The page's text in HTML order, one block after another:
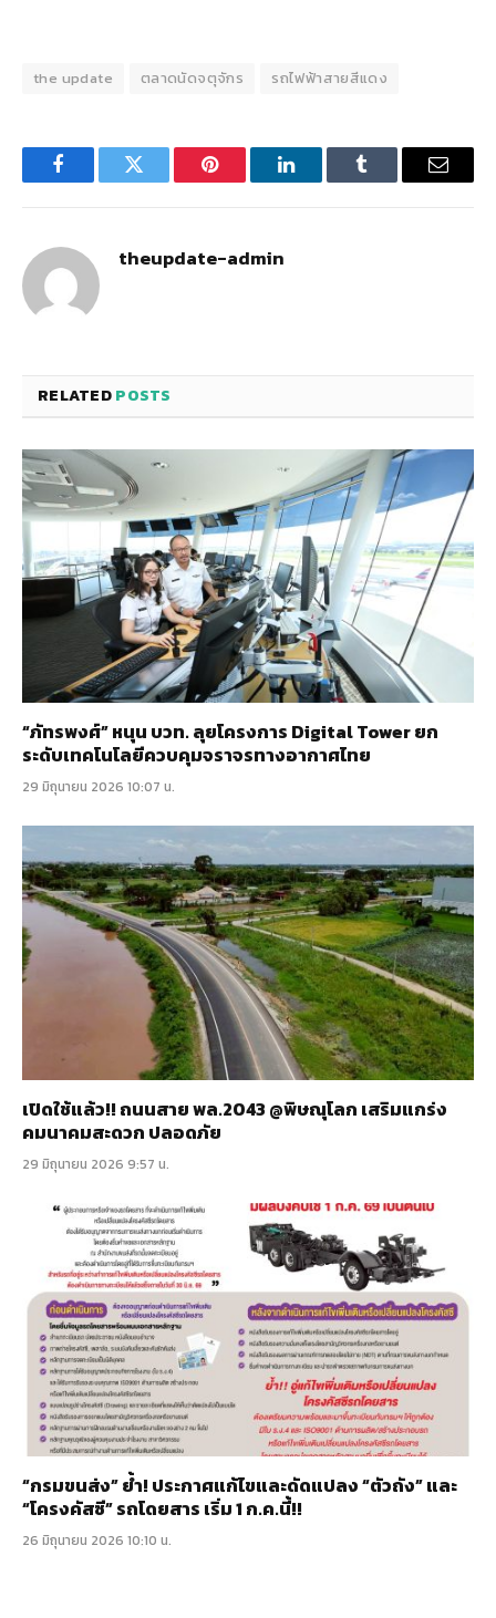
the update ตลาดนัดจตุจักร รถไฟฟ้าสายสีแดง
FacebookTwitter Pinterest LinkedInTumblr Email
theupdate-admin
RELATEDPOSTS
“ภัทรพงศ์” หนุน บวท. ลุยโครงการ Digital Tower ยก
ระดับเทคโนโลยีควบคุมจราจรทางอากาศไทย
29 มิถุนายน 2026 10:07 น.
เปิดใช้แล้ว!! ถนนสาย พล.2043 @พิษณุโลก เสริมแกร่ง
คมนาคมสะดวก ปลอดภัย
29 มิถุนายน 2026 9:57 น.
“กรมขนส่ง” ย้ำ! ประกาศแก้ไขและดัดแปลง “ตัวถัง” และ
“โครงคัสซี” รถโดยสาร เริ่ม 1 ก.ค.นี้!!
26 มิถุนายน 2026 10:10 น.